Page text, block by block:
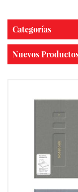
Categorías
Nuevos